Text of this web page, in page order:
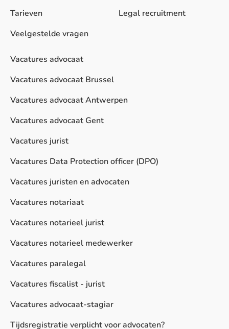
Tarieven
Veelgestelde vragen
Legal recruitment
Vacatures advocaat
Vacatures advocaat Brussel
Vacatures advocaat Antwerpen
Vacatures advocaat Gent
Vacatures jurist
Vacatures Data Protection officer (DPO)
Vacatures juristen en advocaten
Vacatures notariaat
Vacatures notarieel jurist
Vacatures notarieel medewerker
Vacatures paralegal
Vacatures fiscalist - jurist
Vacatures advocaat-stagiar
Tijdsregistratie verplicht voor advocaten?